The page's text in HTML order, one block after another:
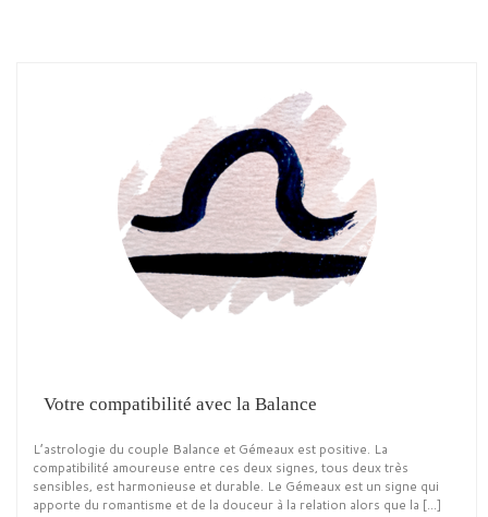
Votre compatibilité avec la Balance
L’astrologie du couple Balance et Gémeaux est positive. La
compatibilité amoureuse entre ces deux signes, tous deux très
sensibles, est harmonieuse et durable. Le Gémeaux est un signe qui
apporte du romantisme et de la douceur à la relation alors que la […]